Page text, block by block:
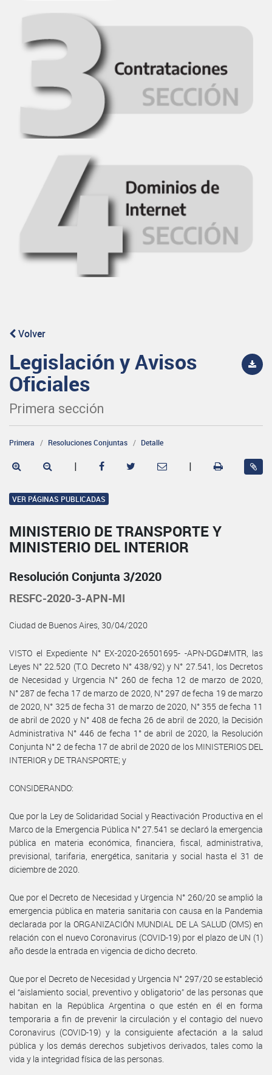
Volver
Legislación y Avisos
Oficiales
Primera sección
Primera Resoluciones Conjuntas Detalle
| |
VER PÁGINAS PUBLICADAS
MINISTERIO DE TRANSPORTE Y
MINISTERIO DEL INTERIOR
Resolución Conjunta 3/2020
RESFC-2020-3-APN-MI
Ciudad de Buenos Aires, 30/04/2020
VISTO el Expediente N° EX-2020-26501695- -APN-DGD#MTR, las
Leyes N° 22.520 (T.O. Decreto N° 438/92) y N° 27.541, los Decretos
de Necesidad y Urgencia N° 260 de fecha 12 de marzo de 2020,
N° 287 de fecha 17 de marzo de 2020, N° 297 de fecha 19 de marzo
de 2020, N° 325 de fecha 31 de marzo de 2020, N° 355 de fecha 11
de abril de 2020 y N° 408 de fecha 26 de abril de 2020, la Decisión
Administrativa N° 446 de fecha 1° de abril de 2020, la Resolución
Conjunta N° 2 de fecha 17 de abril de 2020 de los MINISTERIOS DEL
INTERIOR y DE TRANSPORTE; y
CONSIDERANDO:
Que por la Ley de Solidaridad Social y Reactivación Productiva en el
Marco de la Emergencia Pública N° 27.541 se declaró la emergencia
pública en materia económica, financiera, fiscal, administrativa,
previsional, tarifaria, energética, sanitaria y social hasta el 31 de
diciembre de 2020.
Que por el Decreto de Necesidad y Urgencia N° 260/20 se amplió la
emergencia pública en materia sanitaria con causa en la Pandemia
declarada por la ORGANIZACIÓN MUNDIAL DE LA SALUD (OMS) en
relación con el nuevo Coronavirus (COVID-19) por el plazo de UN (1)
año desde la entrada en vigencia de dicho decreto.
Que por el Decreto de Necesidad y Urgencia N° 297/20 se estableció
el “aislamiento social, preventivo y obligatorio” de las personas que
habitan en la República Argentina o que estén en él en forma
temporaria a fin de prevenir la circulación y el contagio del nuevo
Coronavirus (COVID-19) y la consiguiente afectación a la salud
pública y los demás derechos subjetivos derivados, tales como la
vida y la integridad física de las personas.